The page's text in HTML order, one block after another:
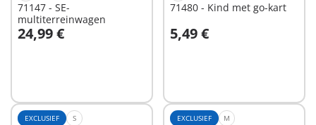
71147 - SE-
multiterreinwagen
24,99 €
In winkelwagen
71480 - Kind met go-kart
5,49 €
In winkelwagen
EXCLUSIEF S EXCLUSIEF M